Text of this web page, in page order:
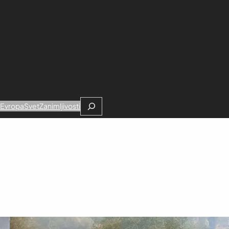
EvropaSvetZanimljivostiSearch